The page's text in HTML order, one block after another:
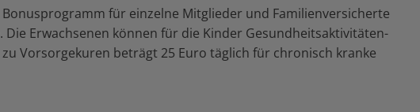
Bonusprogramm für einzelne Mitglieder und Familienversicherte
Die Erwachsenen können für die Kinder Gesundheitsaktivitäten-
Vorsorgekuren beträgt 25 Euro täglich für chronisch kranke